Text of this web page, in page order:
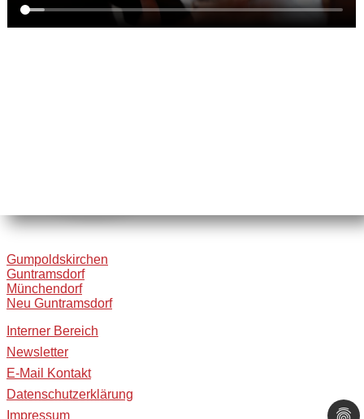
Gumpoldskirchen
Guntramsdorf
Münchendorf
Neu Guntramsdorf
Interner Bereich
Newsletter
E-Mail Kontakt
Datenschutzerklärung
Impressum